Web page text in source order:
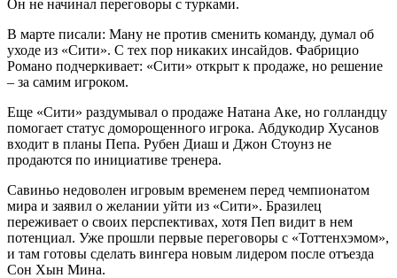
Он не начинал переговоры с турками.
В марте писали: Ману не против сменить команду, думал об
уходе из «Сити». С тех пор никаких инсайдов. Фабрицио
Романо подчеркивает: «Сити» открыт к продаже, но решение
– за самим игроком.
Еще «Сити» раздумывал о продаже Натана Аке, но голландцу
помогает статус доморощенного игрока. Абдукодир Хусанов
входит в планы Пепа. Рубен Диаш и Джон Стоунз не
продаются по инициативе тренера.
Савиньо недоволен игровым временем перед чемпионатом
мира и заявил о желании уйти из «Сити». Бразилец
переживает о своих перспективах, хотя Пеп видит в нем
потенциал. Уже прошли первые переговоры с «Тоттенхэмом»,
и там готовы сделать вингера новым лидером после отъезда
Сон Хын Мина.